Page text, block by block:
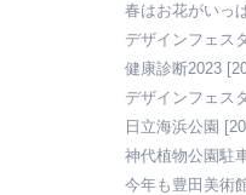
春はお花がいっ
デザインフェス
健康診断2023
デザインフェス
日立海浜公園
神代植物公園駐
今年も豊田美術